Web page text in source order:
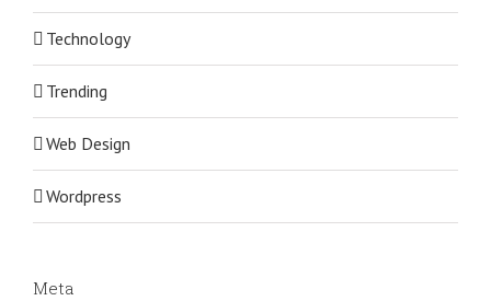
Technology
Trending
Web Design
Wordpress
Meta